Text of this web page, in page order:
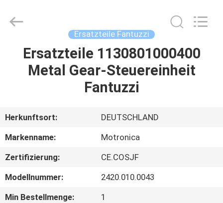
HAUS
ÜBER
UNS
FABRIK-
AUSFLUG
Ersatzteile Fantuzzi
Ersatzteile 1130801000400
Metal Gear-Steuereinheit
Fantuzzi
Herkunftsort:
DEUTSCHLAND
Markenname:
Motronica
Zertifizierung:
CE.COSJF
Modellnummer:
2420.010.0043
Min Bestellmenge:
1